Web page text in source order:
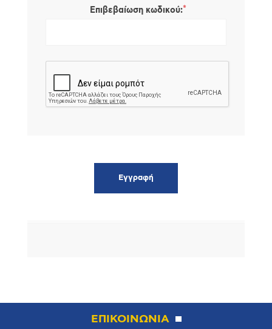
Επιβεβαίωση κωδικού:*
ΕΠΙΚΟΙΝΩΝΙΑ